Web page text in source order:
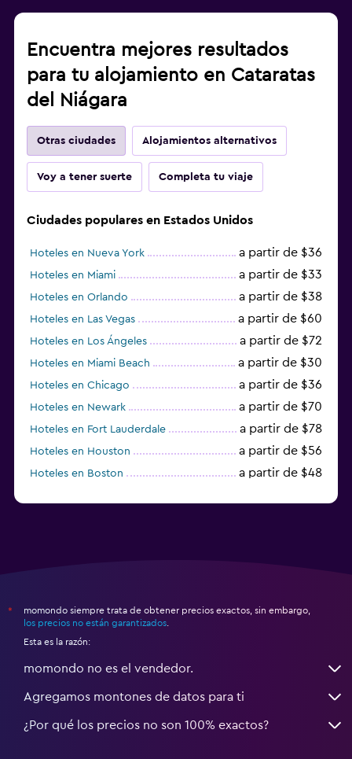
Encuentra mejores resultados
para tu alojamiento en Cataratas
del Niágara
Otras ciudades Alojamientos alternativos
Voy a tener suerte Completa tu viaje
Ciudades populares en Estados Unidos
Hoteles en Nueva York a partir de $36
Hoteles en Miami a partir de $33
Hoteles en Orlando a partir de $38
Hoteles en Las Vegas a partir de $60
Hoteles en Los Ángeles a partir de $72
Hoteles en Miami Beach a partir de $30
Hoteles en Chicago a partir de $36
Hoteles en Newark a partir de $70
Hoteles en Fort Lauderdale a partir de $78
Hoteles en Houston a partir de $56
Hoteles en Boston a partir de $48
*
momondo siempre trata de obtener precios exactos, sin embargo,
los precios no están garantizados
Esta es la razón:
momondo no es el vendedor.
Agregamos montones de datos para ti
¿Por qué los precios no son 100% exactos?